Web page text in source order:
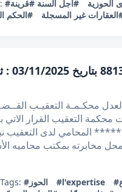
الحوزية #أجل السنة #قرينة
غير المسجلة #الحكم
محكمة التعقيب القرار
الأستاذ ***** المحامي
مخابرته بمكتب محاميه
Tags: #الحوز #l'expertise